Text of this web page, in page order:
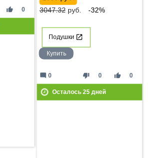
thumb_up 0 3047.32руб. -32%
Подушки
Купить
thumb_down 0 thumb_up 0
mode_comment 0
Осталось 25дней